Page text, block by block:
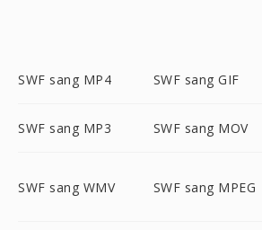
SWF sang MP4 SWF sang GIF
SWF sang MP3 SWF sang MOV
SWF sang WMV SWF sang MPEG